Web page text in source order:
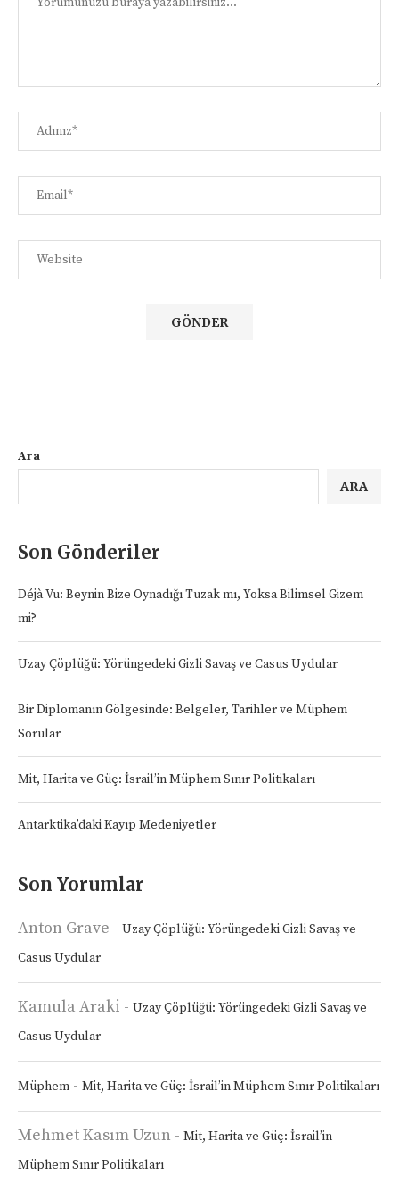
Ara
ARA
Son Gönderiler
Déjà Vu: Beynin Bize Oynadığı Tuzak mı, Yoksa Bilimsel Gizem
mi?
Uzay Çöplüğü: Yörüngedeki Gizli Savaş ve Casus Uydular
Bir Diplomanın Gölgesinde: Belgeler, Tarihler ve Müphem
Sorular
Mit, Harita ve Güç: İsrail’in Müphem Sınır Politikaları
Antarktika’daki Kayıp Medeniyetler
Son Yorumlar
Anton Grave - Uzay Çöplüğü: Yörüngedeki Gizli Savaş ve
Casus Uydular
Kamula Araki - Uzay Çöplüğü: Yörüngedeki Gizli Savaş ve
Casus Uydular
Müphem - Mit, Harita ve Güç: İsrail’in Müphem Sınır Politikaları
Mehmet Kasım Uzun - Mit, Harita ve Güç: İsrail’in
Müphem Sınır Politikaları